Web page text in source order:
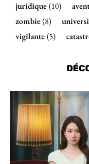
juridique(10)
zombie(8)
vigilante(5)